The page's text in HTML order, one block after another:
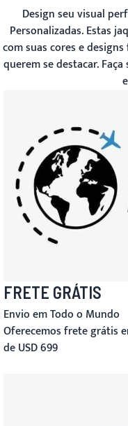
Design seu visual
Personalizadas. Estas
com suas cores e
querem se destacar.
FRETE GRÁTIS
Envio em Todo o Mundo
Oferecemos frete grátis
de USD 699